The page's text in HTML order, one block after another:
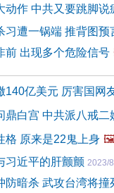
动作 中共又要跳脚说
习遭一锅端 推背图
前 出现多个危险信号
140亿美元 厉害国网
鼎白宫 中共派八戒二
格 原来是22鬼上身
习近平的肝颤颤 2023/
防暗杀 武攻台湾将撞